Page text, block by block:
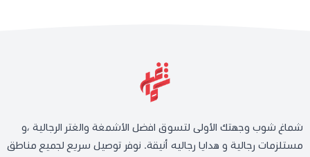
شماغ شوب وجهتك الأولى لتسوق افضل الأشمغة والغتر الرجالية ،و
مستلزمات رجالية و هدايا رجاليه أنيقة. نوفر توصيل سريع لجميع مناطق